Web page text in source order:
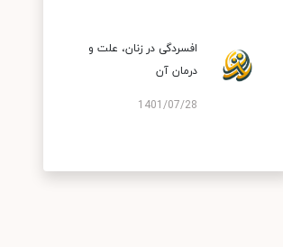
افسردگی در زنان، علت و
درمان آن
1401/07/28